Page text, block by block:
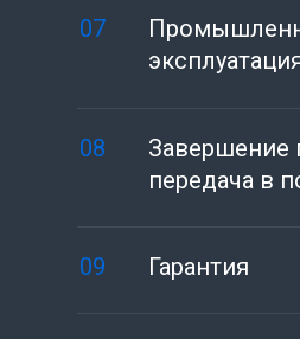
07
08
Завершение
передача в
09 Гарантия